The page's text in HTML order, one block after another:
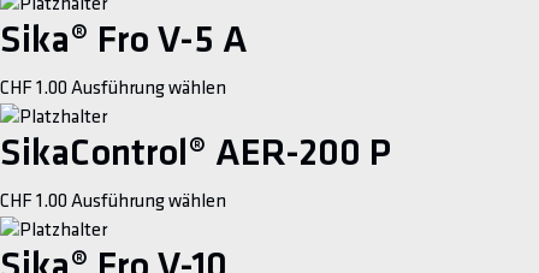
Sika® Fro V-5 A
CHF 1.00 Ausführung wählen
has
SikaControl® AER-200 P
CHF 1.00 Ausführung wählen